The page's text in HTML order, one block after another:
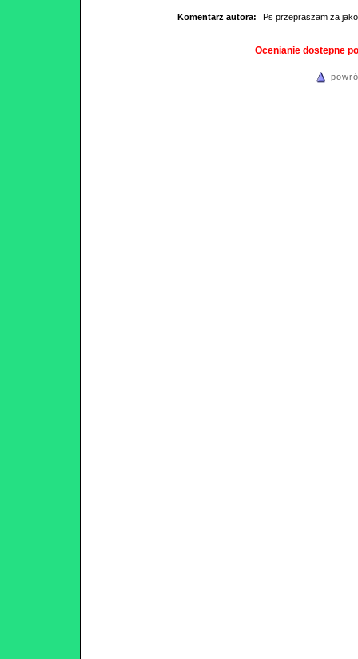
Komentarz autora: Ps przepraszam za
Ocenianie dostepne